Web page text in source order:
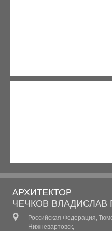
ЗДАНИЕ
ЭСКИЗНЫЙ ПРОЕКТ
ЧАСТНЫЕ
КОТТЕДЖ 1
АРХИТЕКТОР
ЧЕЧКОВ ВЛАДИСЛАВ
Российская Федерация,
Нижневартовск,